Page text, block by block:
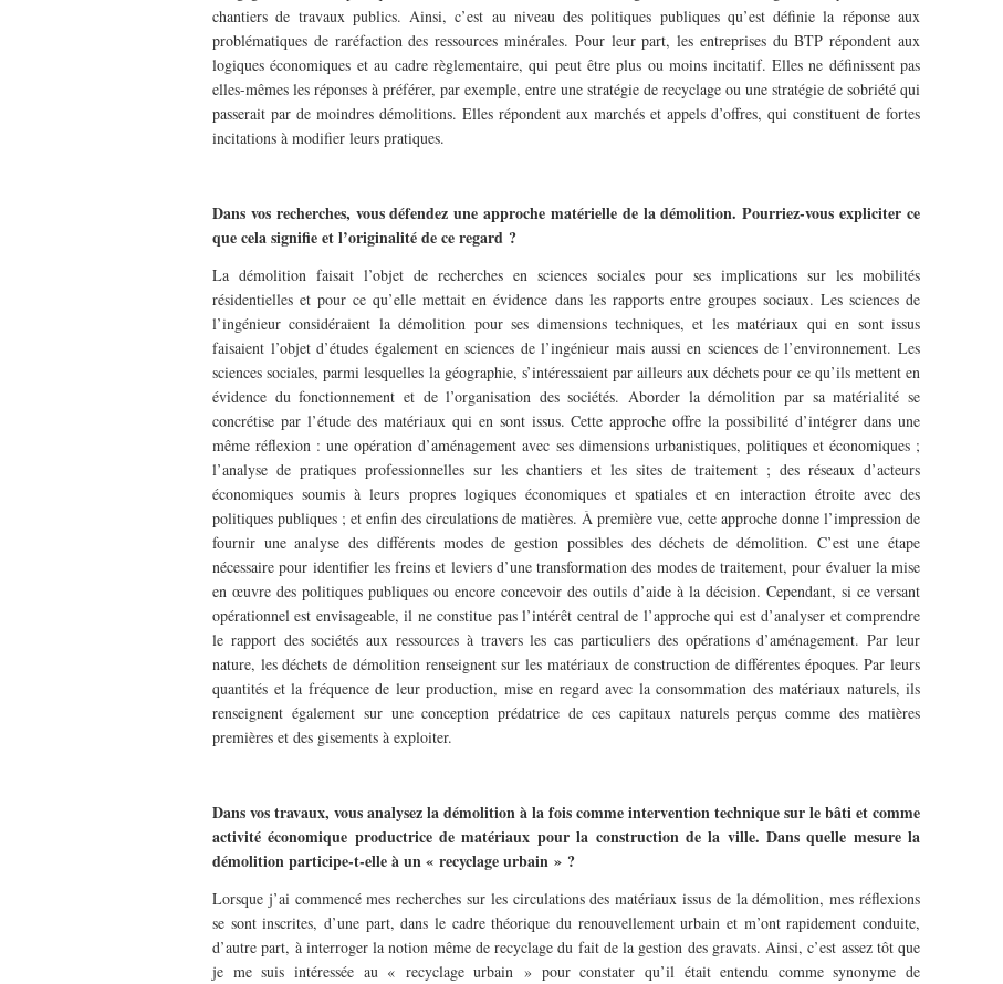
chantiers de travaux publics. Ainsi, c’est au niveau des politiques publiques qu’est définie la réponse aux
problématiques de raréfaction des ressources minérales. Pour leur part, les entreprises du BTP répondent aux
logiques économiques et au cadre règlementaire, qui peut être plus ou moins incitatif. Elles ne définissent pas
elles-mêmes les réponses à préférer, par exemple, entre une stratégie de recyclage ou une stratégie de sobriété qui
passerait par de moindres démolitions. Elles répondent aux marchés et appels d’offres, qui constituent de fortes
incitations à modifier leurs pratiques.
Dans vos recherches, vous défendez une approche matérielle de la démolition. Pourriez-vous expliciter ce
que cela signifie et l’originalité de ce regard ?
La démolition faisait l’objet de recherches en sciences sociales pour ses implications sur les mobilités
résidentielles et pour ce qu’elle mettait en évidence dans les rapports entre groupes sociaux. Les sciences de
l’ingénieur considéraient la démolition pour ses dimensions techniques, et les matériaux qui en sont issus
faisaient l’objet d’études également en sciences de l’ingénieur mais aussi en sciences de l’environnement. Les
sciences sociales, parmi lesquelles la géographie, s’intéressaient par ailleurs aux déchets pour ce qu’ils mettent en
évidence du fonctionnement et de l’organisation des sociétés. Aborder la démolition par sa matérialité se
concrétise par l’étude des matériaux qui en sont issus. Cette approche offre la possibilité d’intégrer dans une
même réflexion : une opération d’aménagement avec ses dimensions urbanistiques, politiques et économiques ;
l’analyse de pratiques professionnelles sur les chantiers et les sites de traitement ; des réseaux d’acteurs
économiques soumis à leurs propres logiques économiques et spatiales et en interaction étroite avec des
politiques publiques ; et enfin des circulations de matières. À première vue, cette approche donne l’impression de
fournir une analyse des différents modes de gestion possibles des déchets de démolition. C’est une étape
nécessaire pour identifier les freins et leviers d’une transformation des modes de traitement, pour évaluer la mise
en œuvre des politiques publiques ou encore concevoir des outils d’aide à la décision. Cependant, si ce versant
opérationnel est envisageable, il ne constitue pas l’intérêt central de l’approche qui est d’analyser et comprendre
le rapport des sociétés aux ressources à travers les cas particuliers des opérations d’aménagement. Par leur
nature, les déchets de démolition renseignent sur les matériaux de construction de différentes époques. Par leurs
quantités et la fréquence de leur production, mise en regard avec la consommation des matériaux naturels, ils
renseignent également sur une conception prédatrice de ces capitaux naturels perçus comme des matières
premières et des gisements à exploiter.
Dans vos travaux, vous analysez la démolition à la fois comme intervention technique sur le bâti et comme
activité économique productrice de matériaux pour la construction de la ville. Dans quelle mesure la
démolition participe-t-elle à un « recyclage urbain » ?
Lorsque j’ai commencé mes recherches sur les circulations des matériaux issus de la démolition, mes réflexions
se sont inscrites, d’une part, dans le cadre théorique du renouvellement urbain et m’ont rapidement conduite,
d’autre part, à interroger la notion même de recyclage du fait de la gestion des gravats. Ainsi, c’est assez tôt que
je me suis intéressée au « recyclage urbain » pour constater qu’il était entendu comme synonyme de